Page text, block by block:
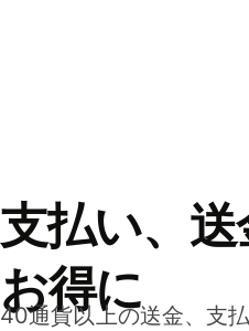
支払い、
お得に
40通貨以上の送金、支